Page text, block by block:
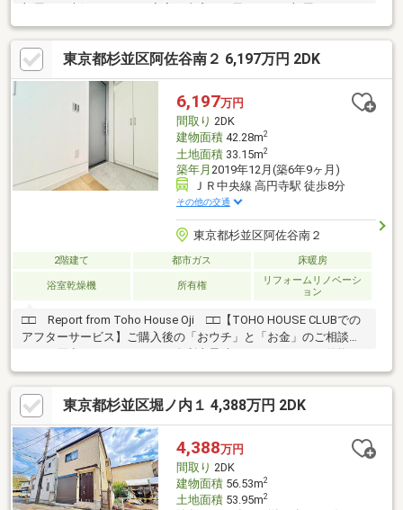
部屋は、夫婦それぞれの寝室や書斎、お子さまのお部屋などライ
フスタイルに合わせて活用可能。＜周辺環境＞・最寄り駅まで徒
歩8分、2沿線利用可能で通勤・通学もスムーズ。・スーパーまで
徒歩1分。仕事帰りの買い物や急なお買い物も気軽に済ませられ、
毎日の家事負担を軽減してくれます。＜おすすめポイント＞空室
のため、お好きな日時でゆっくりご見学いただけます。即入居も
可能なので、新生活をできるだけ早く始めたいご夫婦や3人家族に
もおすすめの一邸です。
東京都杉並区阿佐谷南２ 6,197万円 2DK
6,197万円
間取り 2DK
建物面積42.28m2
土地面積33.15m2
築年月 2019年12月(築6年9ヶ月)
ＪＲ中央線 高円寺駅 徒歩8分
その他の交通
東京都杉並区阿佐谷南２
2階建て 都市ガス 床暖房
浴室乾燥機 所有権
リフォームリノベーシ
ョン
□□ Report from Toho House Oji □□【TOHO HOUSE CLUBでの
アフターサービス】ご購入後の「おウチ」と「お金」のご相談窓
相談、繰上返済のタイミング、各種保険の見直し・・・etc・おウ
チの設備保証や定期点検、駆け付けサービス・・・etc購入前のタ
イミングは勿論、購入後のご不安につきましてもご相談可能で
す！まずはお気軽に現地をご覧下さいませ。物件の詳細につい
て、ご見学希望のお客様は下記番号までお気軽にご連絡下さい。
お問い合わせ専用フリーダイヤル ： ０１２０－１０４－５７０
東京都杉並区堀ノ内１ 4,388万円 2DK
4,388万円
間取り 2DK
建物面積56.53m2
土地面積53.95m2